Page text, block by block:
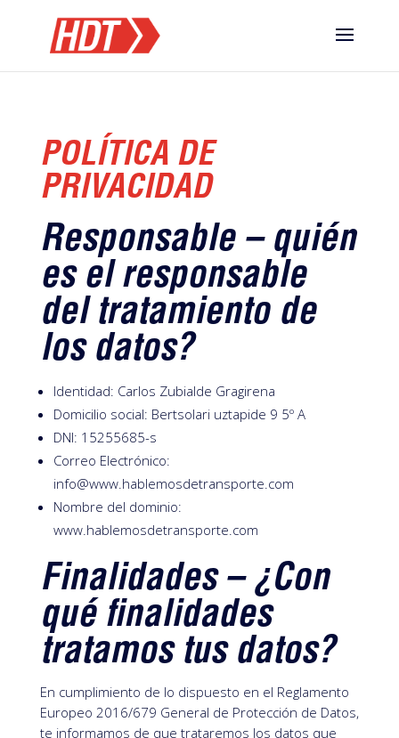
POLÍTICA DE
PRIVACIDAD
Responsable – quién
es el responsable
del tratamiento de
los datos?
Identidad: Carlos Zubialde Gragirena
Domicilio social: Bertsolari uztapide 9 5º A
DNI: 15255685-s
Correo Electrónico:
info@www.hablemosdetransporte.com
Nombre del dominio:
www.hablemosdetransporte.com
Finalidades – ¿Con
qué finalidades
tratamos tus datos?
En cumplimiento de lo dispuesto en el Reglamento
Europeo 2016/679 General de Protección de Datos,
te informamos de que trataremos los datos que